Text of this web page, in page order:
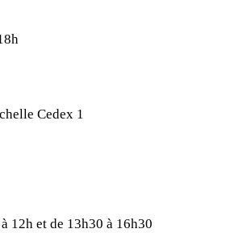
Cedex 1
12h et de 13h30 à 16h30